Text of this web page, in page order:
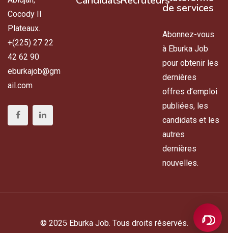
Cocody II
Plateaux.
+(225) 27 22
42 62 90
eburkajob@gm
ail.com
de services
Abonnez-vous
à Eburka Job
pour obtenir les
dernières
offres d’emploi
publiées, les
candidats et les
autres
dernières
nouvelles.
© 2025 Eburka Job. Tous droits réservés.